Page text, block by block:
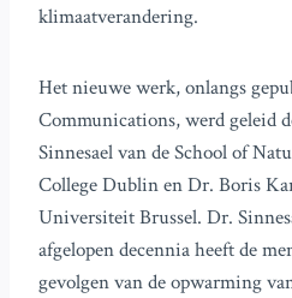
klimaatverandering.
Het nieuwe werk, onlangs
Communications, werd geleid
Sinnesael van de School of
College Dublin en Dr. Boris
Universiteit Brussel. Dr.
afgelopen decennia heeft de
gevolgen van de opwarming